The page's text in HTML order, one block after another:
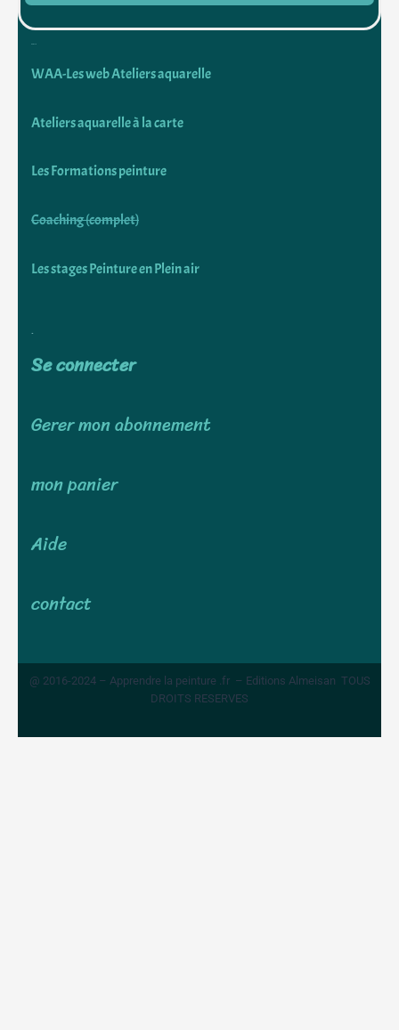
WAA-Les web Ateliers aquarelle
Ateliers aquarelle à la carte
Les Formations peinture
Coaching (complet)
Les stages Peinture en Plein air
Se connecter
Gerer mon abonnement
mon panier
Aide
contact
@ 2016-2024 – Apprendre la peinture .fr – Editions Almeisan TOUS
DROITS RESERVES